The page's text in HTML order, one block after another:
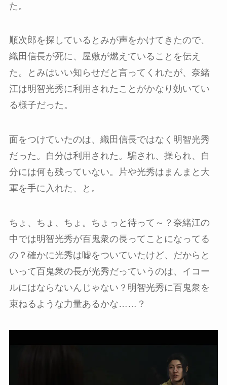
た。
順次郎を探しているとみが声をかけてきたので、
織田信長が死に、屋敷が燃えていることを伝え
た。とみはいい知らせだと言ってくれたが、奈緒
江は明智光秀に利用されたことがかなり効いてい
る様子だった。
面をつけていたのは、織田信長ではなく明智光秀
だった。自分は利用された。騙され、操られ、自
分には何も残っていない。片や光秀はまんまと大
軍を手に入れた、と。
ちょ、ちょ、ちょ。ちょっと待って～？奈緒江の
中では明智光秀が百鬼衆の長ってことになってる
の？確かに光秀は嘘をついていたけど、だからと
いって百鬼衆の長が光秀だっていうのは、イコー
ルにはならないんじゃない？明智光秀に百鬼衆を
束ねるような力量あるかな……？